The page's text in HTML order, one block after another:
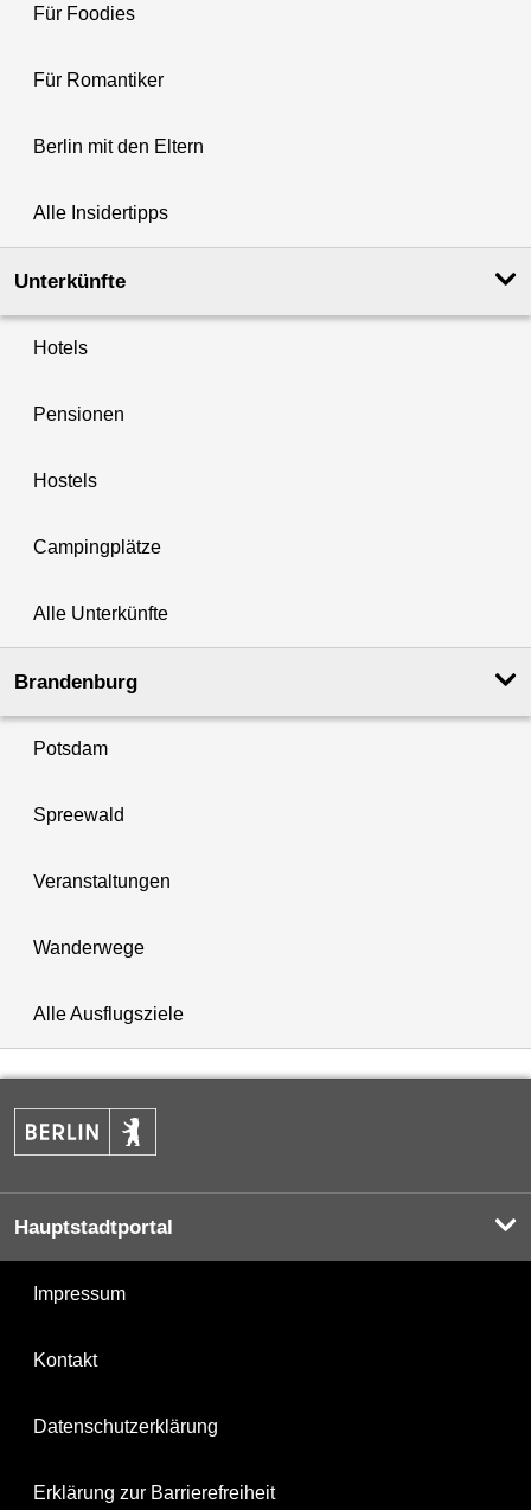
Für Foodies
Für Romantiker
Berlin mit den Eltern
Alle Insidertipps
Unterkünfte
Hotels
Pensionen
Hostels
Campingplätze
Alle Unterkünfte
Brandenburg
Potsdam
Spreewald
Veranstaltungen
Wanderwege
Alle Ausflugsziele
Hauptstadtportal
Impressum
Kontakt
Datenschutzerklärung
Erklärung zur Barrierefreiheit